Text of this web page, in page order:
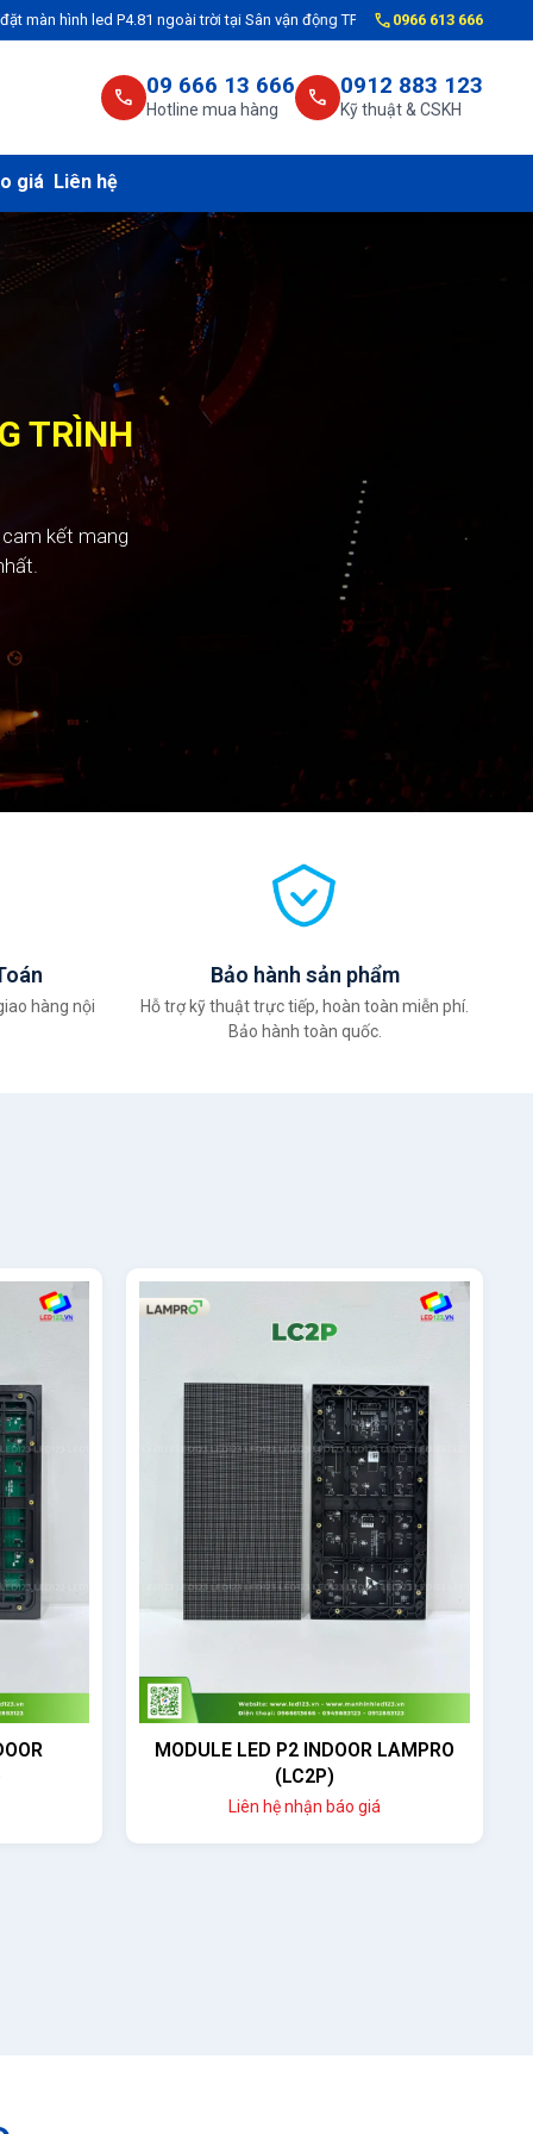
ngoài trời tại Sân vận động TP.Phủ Lý, tỉnh Hà Nam cho VNPT Hà Nam
call 0966 613 666
call 09 666 13 666
Hotline mua hàng call 0912 883 123
Kỹ thuật & CSKH
giá Liên hệ
TRÌNH
kết mang
kết mang
hàng nội
Bảo hành sản phẩm
Hỗ trợ kỹ thuật trực tiếp, hoàn toàn miễn phí.
Bảo hành toàn quốc.
MODULE LED P2 INDOOR LAMPRO
(LC2P)
Liên hệ nhận báo giá